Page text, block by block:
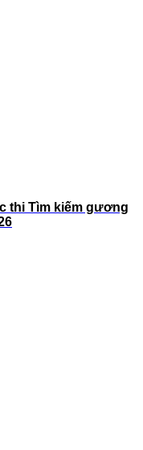
thi Tìm kiếm gương